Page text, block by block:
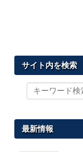
サイト内を検索
イ
を
最新情報